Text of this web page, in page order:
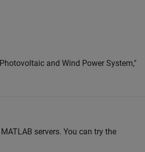
and Wind Power System,"
servers. You can try the